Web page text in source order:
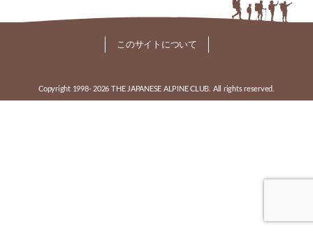
このサイトについて
Copyright 1998- 2026 THE JAPANESE ALPINE CLUB. All rights reserved.